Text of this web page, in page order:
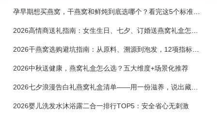
孕早期想买燕窝，干燕窝和鲜炖到底选哪个？看完这5个标准再下单
2026干燕窝选购避坑指南：从原料、溯源到泡发，12项指标判断靠谱燕窝
2026中秋送健康，燕窝礼盒怎么选？五大维度+场景化推荐
2026七夕浪漫告白礼燕窝礼盒清单——用一份滋养，说出藏在心底的爱
2026婴儿洗发水沐浴露二合一排行TOP5：安全省心无刺激